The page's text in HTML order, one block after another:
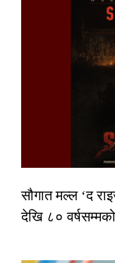
सौगात मल्ल ‘द
देखि ८०